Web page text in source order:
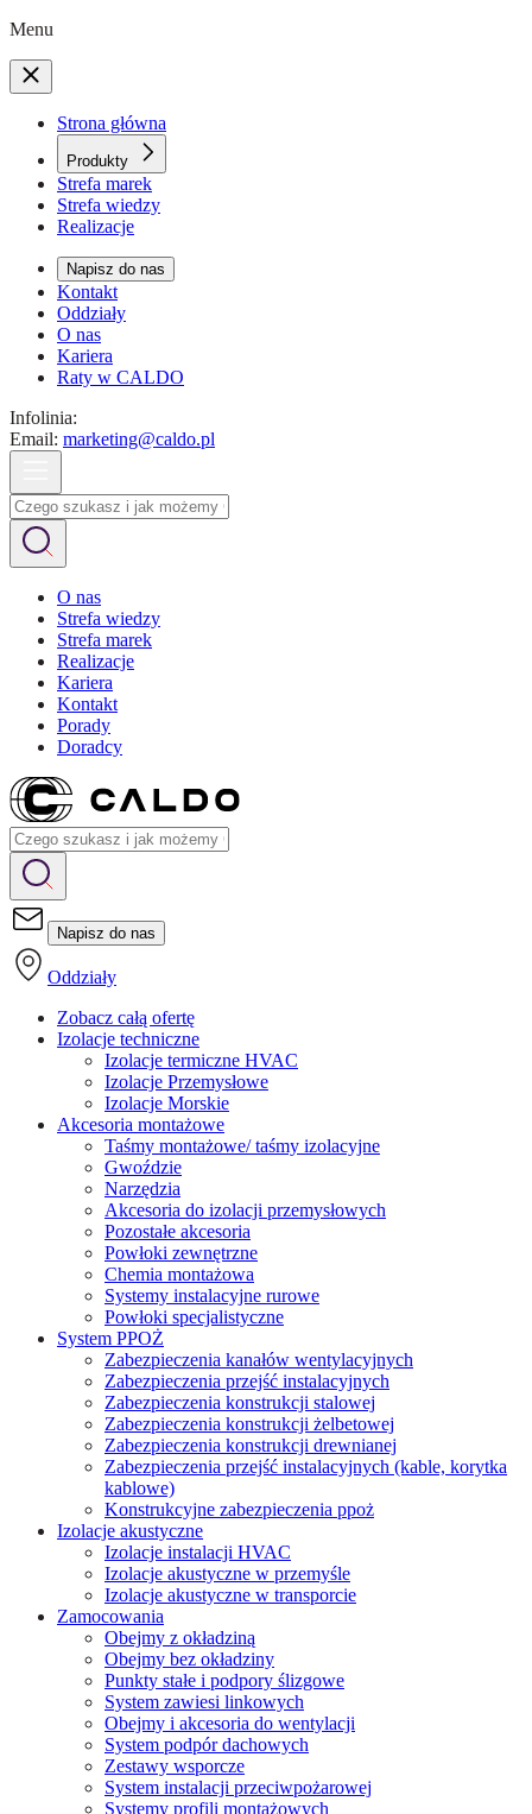
Menu
Strona główna
Produkty
Strefa marek
Strefa wiedzy
Realizacje
Napisz do nas
Kontakt
Oddziały
O nas
Kariera
Raty w CALDO
Infolinia:
Email: marketing@caldo.pl
O nas
Strefa wiedzy
Strefa marek
Realizacje
Kariera
Kontakt
Porady
Doradcy
Napisz do nas
Oddziały
Zobacz całą ofertę
Izolacje techniczne
Izolacje termiczne HVAC
Izolacje Przemysłowe
Izolacje Morskie
Akcesoria montażowe
Taśmy montażowe/ taśmy izolacyjne
Gwoździe
Narzędzia
Akcesoria do izolacji przemysłowych
Pozostałe akcesoria
Powłoki zewnętrzne
Chemia montażowa
Systemy instalacyjne rurowe
Powłoki specjalistyczne
System PPOŻ
Zabezpieczenia kanałów wentylacyjnych
Zabezpieczenia przejść instalacyjnych
Zabezpieczenia konstrukcji stalowej
Zabezpieczenia konstrukcji żelbetowej
Zabezpieczenia konstrukcji drewnianej
Zabezpieczenia przejść instalacyjnych (kable, korytka
kablowe)
Konstrukcyjne zabezpieczenia ppoż
Izolacje akustyczne
Izolacje instalacji HVAC
Izolacje akustyczne w przemyśle
Izolacje akustyczne w transporcie
Zamocowania
Obejmy z okładziną
Obejmy bez okładziny
Punkty stałe i podpory ślizgowe
System zawiesi linkowych
Obejmy i akcesoria do wentylacji
System podpór dachowych
Zestawy wsporcze
System instalacji przeciwpożarowej
Systemy profili montażowych